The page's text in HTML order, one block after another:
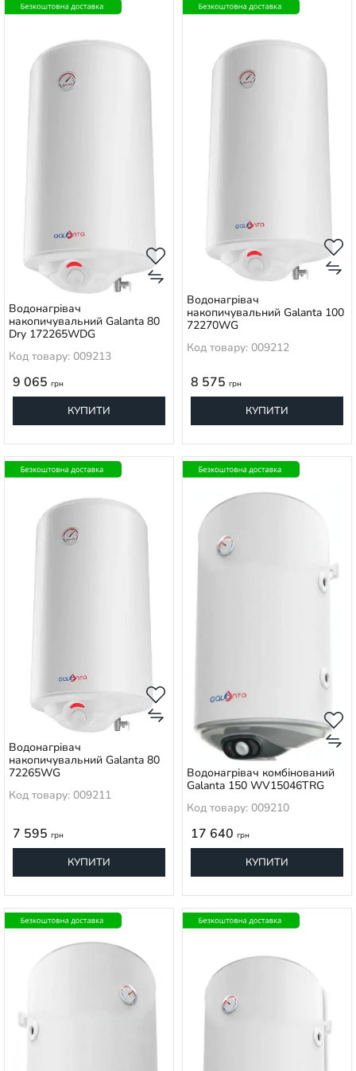
Водонагрівач
накопичувальний Galanta 80
Dry 172265WDG
Код товару: 009213
9 065 грн
КУПИТИ
Водонагрівач
накопичувальний Galanta 100
72270WG
Код товару: 009212
8 575 грн
КУПИТИ
Водонагрівач
накопичувальний Galanta 80
72265WG
Код товару: 009211
7 595 грн
КУПИТИ
Водонагрівач комбінований
Galanta 150 WV15046TRG
Код товару: 009210
17 640 грн
КУПИТИ